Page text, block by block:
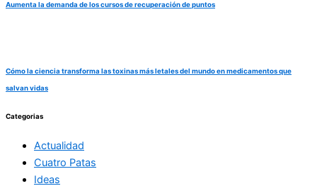
Aumenta la demanda de los cursos de recuperación de puntos
Cómo la ciencia transforma las toxinas más letales del mundo en medicamentos que
salvan vidas
Categorias
Actualidad
Cuatro Patas
Ideas